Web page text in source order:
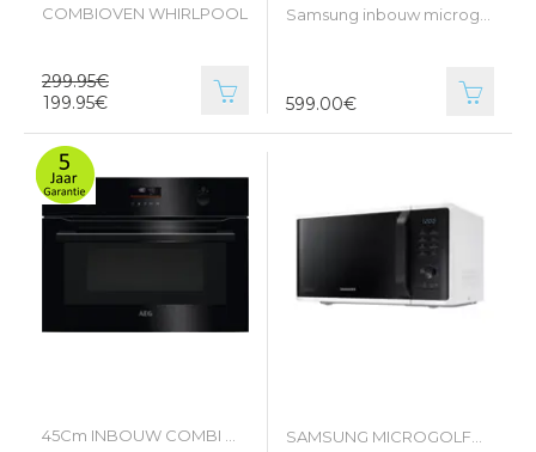
COMBIOVEN WHIRLPOOL
299.95€
199.95€
599.00€